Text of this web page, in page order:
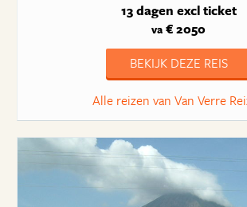
13 dagen excl ticket
va € 2050
BEKIJK DEZE REIS
Alle reizen van Van Verre